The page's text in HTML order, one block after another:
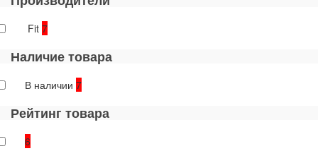
Fit 7
Наличие товара
В наличии 7
Рейтинг товара
6